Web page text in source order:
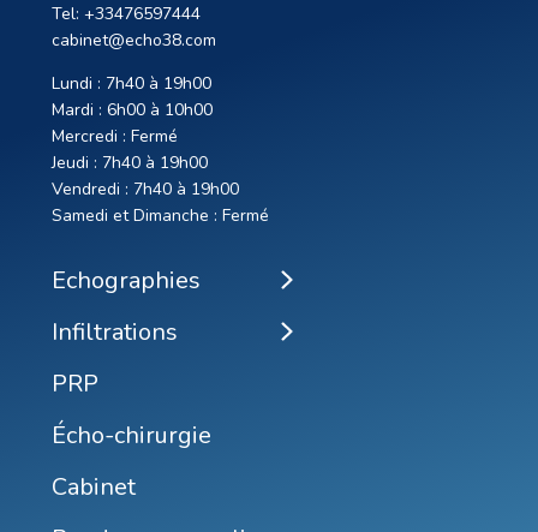
Tel: +33476597444
cabinet@echo38.com
Lundi : 7h40 à 19h00
Mardi : 6h00 à 10h00
Mercredi : Fermé
Jeudi : 7h40 à 19h00
Vendredi : 7h40 à 19h00
Samedi et Dimanche : Fermé
Echographies
Infiltrations
PRP
Écho-chirurgie
Cabinet